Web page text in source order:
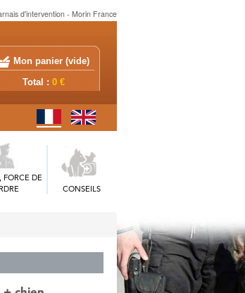
d'intervention - Morin France
Mon panier (vide)
Total : 0 €
FORCE DE
CONSEILS